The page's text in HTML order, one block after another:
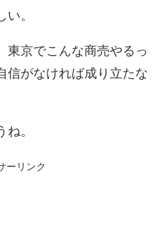
。
東京でこんな商売やるっ
信がなければ成り立たな
。
ーリンク